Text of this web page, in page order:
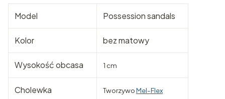
Model Possession sandals
Kolor bez matowy
Wysokość obcasa 1 cm
Cholewka TworzywoMel-Flex